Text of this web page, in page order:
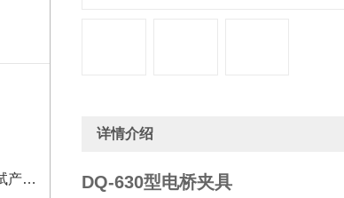
绍
详情介绍
DQ-630型电桥夹具